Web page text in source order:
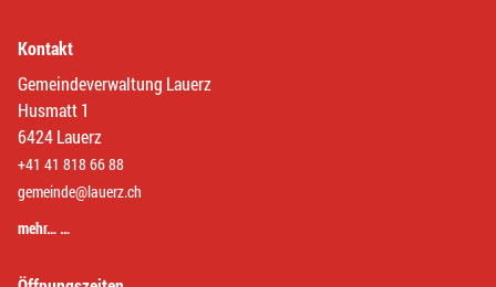
Kontakt
Gemeindeverwaltung Lauerz
Husmatt 1
6424 Lauerz
+41 41 818 66 88
gemeinde@lauerz.ch
mehr… …